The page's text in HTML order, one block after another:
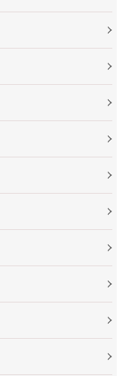
PROBÍHAT